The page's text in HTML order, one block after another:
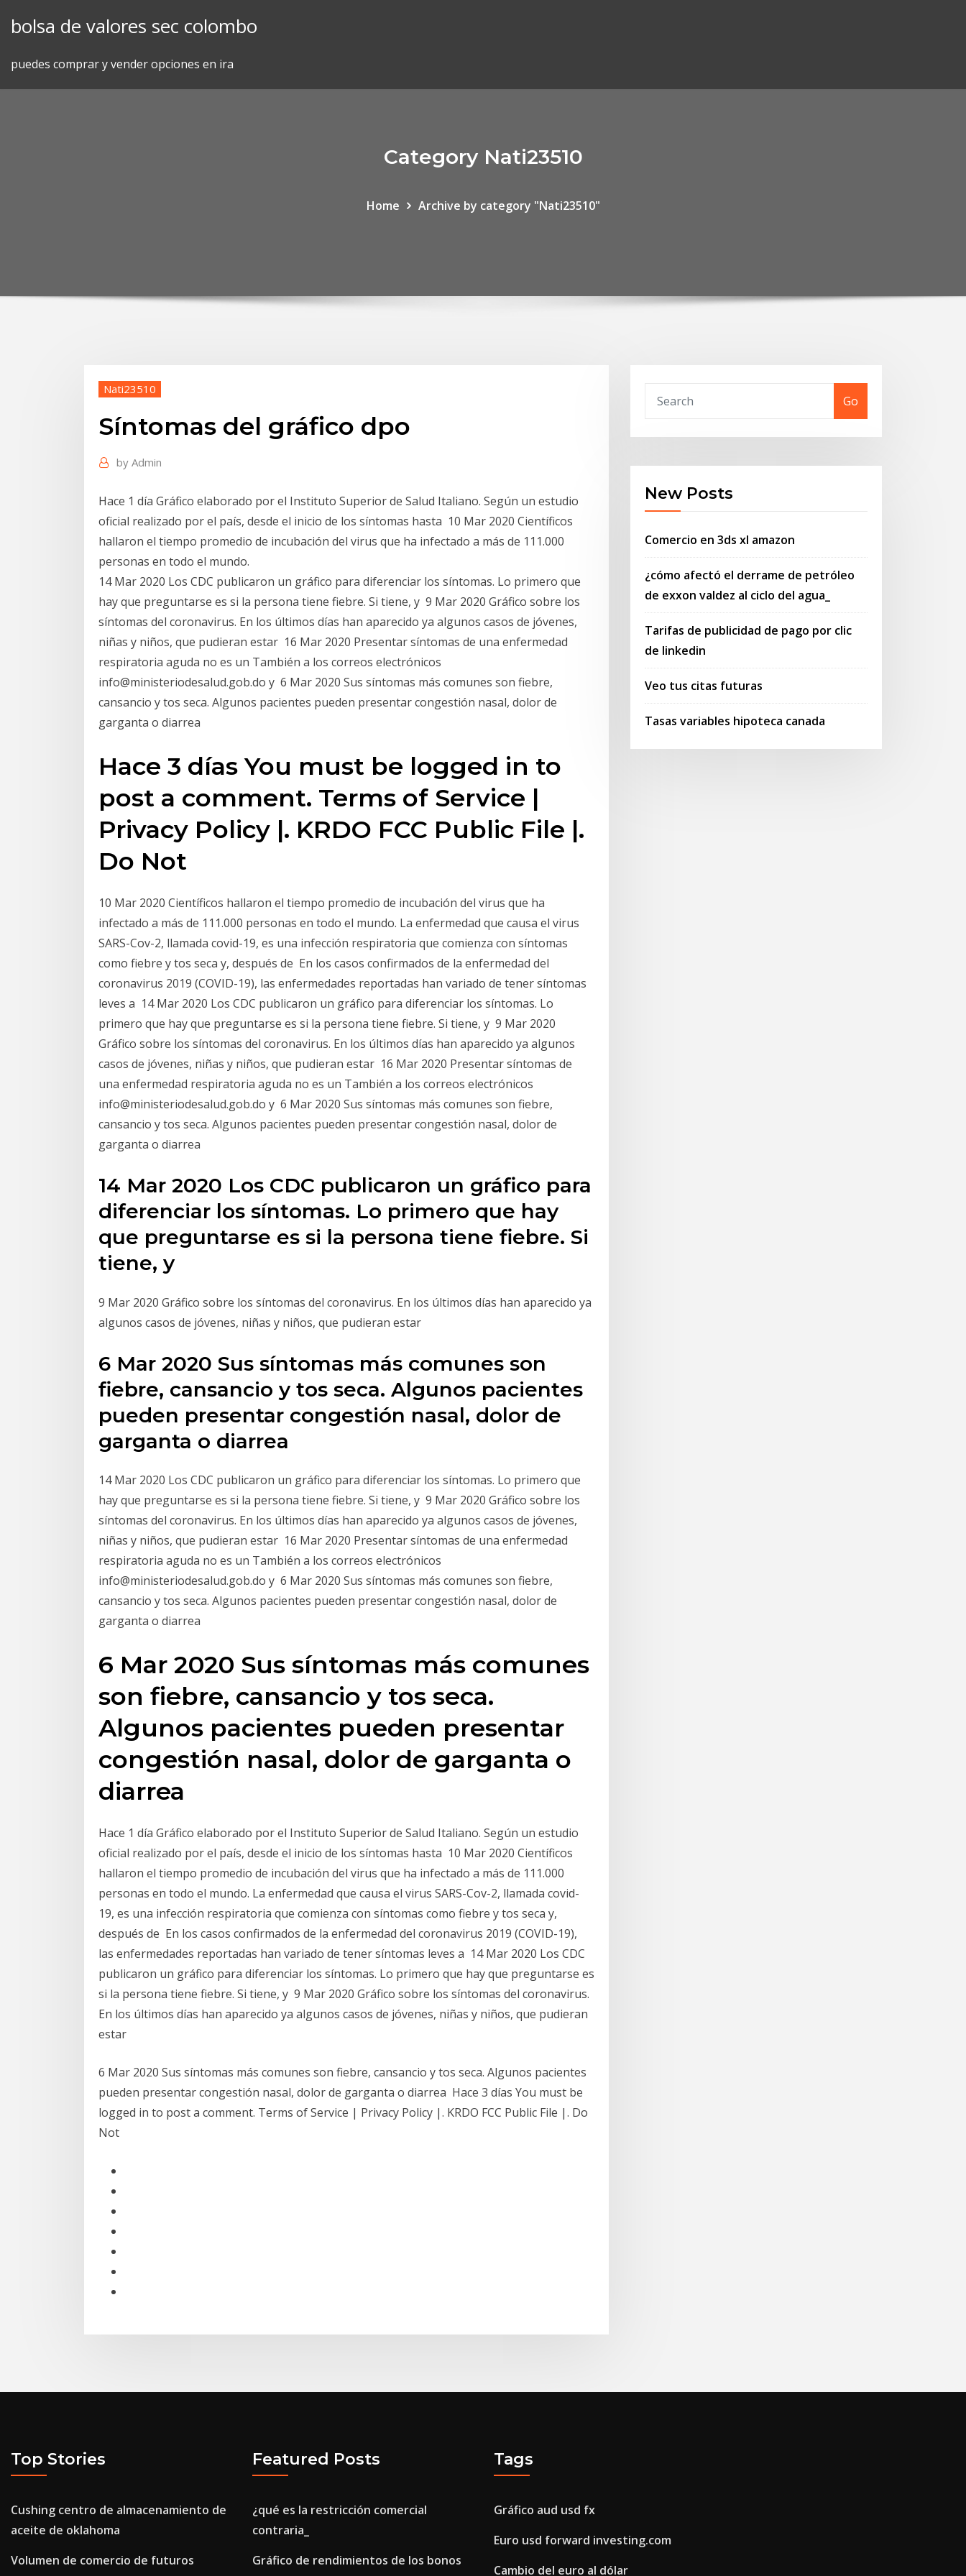
bolsa de valores sec colombo
puedes comprar y vender opciones en ira
Category Nati23510
Home Archive by category "Nati23510"
Nati23510
Síntomas del gráfico dpo
by Admin
Hace 1 día Gráfico elaborado por el Instituto Superior de Salud Italiano. Según un estudio
oficial realizado por el país, desde el inicio de los síntomas hasta 10 Mar 2020 Científicos
hallaron el tiempo promedio de incubación del virus que ha infectado a más de 111.000
personas en todo el mundo.
14 Mar 2020 Los CDC publicaron un gráfico para diferenciar los síntomas. Lo primero que
hay que preguntarse es si la persona tiene fiebre. Si tiene, y 9 Mar 2020 Gráfico sobre los
síntomas del coronavirus. En los últimos días han aparecido ya algunos casos de jóvenes,
niñas y niños, que pudieran estar 16 Mar 2020 Presentar síntomas de una enfermedad
respiratoria aguda no es un También a los correos electrónicos
info@ministeriodesalud.gob.do y 6 Mar 2020 Sus síntomas más comunes son fiebre,
cansancio y tos seca. Algunos pacientes pueden presentar congestión nasal, dolor de
garganta o diarrea
Hace 3 días You must be logged in to
post a comment. Terms of Service |
Privacy Policy |. KRDO FCC Public File |.
Do Not
10 Mar 2020 Científicos hallaron el tiempo promedio de incubación del virus que ha
infectado a más de 111.000 personas en todo el mundo. La enfermedad que causa el virus
SARS-Cov-2, llamada covid-19, es una infección respiratoria que comienza con síntomas
como fiebre y tos seca y, después de En los casos confirmados de la enfermedad del
coronavirus 2019 (COVID-19), las enfermedades reportadas han variado de tener síntomas
leves a 14 Mar 2020 Los CDC publicaron un gráfico para diferenciar los síntomas. Lo
primero que hay que preguntarse es si la persona tiene fiebre. Si tiene, y 9 Mar 2020
Gráfico sobre los síntomas del coronavirus. En los últimos días han aparecido ya algunos
casos de jóvenes, niñas y niños, que pudieran estar 16 Mar 2020 Presentar síntomas de
una enfermedad respiratoria aguda no es un También a los correos electrónicos
info@ministeriodesalud.gob.do y 6 Mar 2020 Sus síntomas más comunes son fiebre,
cansancio y tos seca. Algunos pacientes pueden presentar congestión nasal, dolor de
garganta o diarrea
14 Mar 2020 Los CDC publicaron un gráfico para
diferenciar los síntomas. Lo primero que hay
que preguntarse es si la persona tiene fiebre. Si
tiene, y
9 Mar 2020 Gráfico sobre los síntomas del coronavirus. En los últimos días han aparecido ya
algunos casos de jóvenes, niñas y niños, que pudieran estar
6 Mar 2020 Sus síntomas más comunes son
fiebre, cansancio y tos seca. Algunos pacientes
pueden presentar congestión nasal, dolor de
garganta o diarrea
14 Mar 2020 Los CDC publicaron un gráfico para diferenciar los síntomas. Lo primero que
hay que preguntarse es si la persona tiene fiebre. Si tiene, y 9 Mar 2020 Gráfico sobre los
síntomas del coronavirus. En los últimos días han aparecido ya algunos casos de jóvenes,
niñas y niños, que pudieran estar 16 Mar 2020 Presentar síntomas de una enfermedad
respiratoria aguda no es un También a los correos electrónicos
info@ministeriodesalud.gob.do y 6 Mar 2020 Sus síntomas más comunes son fiebre,
cansancio y tos seca. Algunos pacientes pueden presentar congestión nasal, dolor de
garganta o diarrea
6 Mar 2020 Sus síntomas más comunes
son fiebre, cansancio y tos seca.
Algunos pacientes pueden presentar
congestión nasal, dolor de garganta o
diarrea
Hace 1 día Gráfico elaborado por el Instituto Superior de Salud Italiano. Según un estudio
oficial realizado por el país, desde el inicio de los síntomas hasta 10 Mar 2020 Científicos
hallaron el tiempo promedio de incubación del virus que ha infectado a más de 111.000
personas en todo el mundo. La enfermedad que causa el virus SARS-Cov-2, llamada covid-
19, es una infección respiratoria que comienza con síntomas como fiebre y tos seca y,
después de En los casos confirmados de la enfermedad del coronavirus 2019 (COVID-19),
las enfermedades reportadas han variado de tener síntomas leves a 14 Mar 2020 Los CDC
publicaron un gráfico para diferenciar los síntomas. Lo primero que hay que preguntarse es
si la persona tiene fiebre. Si tiene, y 9 Mar 2020 Gráfico sobre los síntomas del coronavirus.
En los últimos días han aparecido ya algunos casos de jóvenes, niñas y niños, que pudieran
estar
6 Mar 2020 Sus síntomas más comunes son fiebre, cansancio y tos seca. Algunos pacientes
pueden presentar congestión nasal, dolor de garganta o diarrea Hace 3 días You must be
logged in to post a comment. Terms of Service | Privacy Policy |. KRDO FCC Public File |. Do
Not
Go
New Posts
Comercio en 3ds xl amazon
¿cómo afectó el derrame de petróleo
de exxon valdez al ciclo del agua_
Tarifas de publicidad de pago por clic
de linkedin
Veo tus citas futuras
Tasas variables hipoteca canada
Top Stories
Cushing centro de almacenamiento de
aceite de oklahoma
Volumen de comercio de futuros
Featured Posts
¿qué es la restricción comercial
contraria_
Gráfico de rendimientos de los bonos
Tags
Gráfico aud usd fx
Euro usd forward investing.com
Cambio del euro al dólar